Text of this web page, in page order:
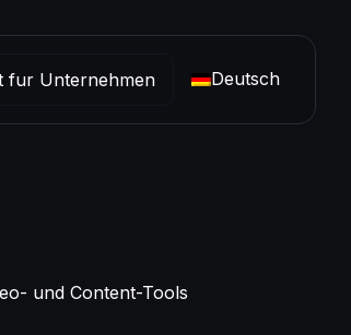
fur Unternehmen Deutsch
und Content-Tools